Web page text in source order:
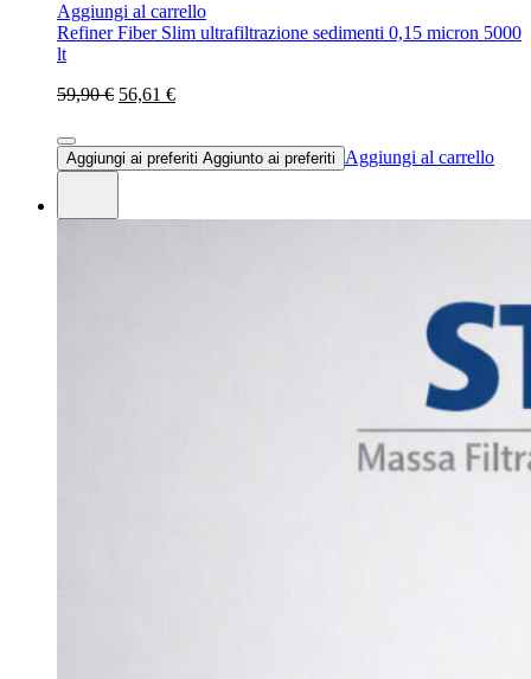
Aggiungi al carrello
Refiner Fiber Slim ultrafiltrazione sedimenti 0,15 micron 5000
lt
59,90 € 56,61 €
Aggiungi ai preferiti Aggiunto ai preferiti Aggiungi al carrello